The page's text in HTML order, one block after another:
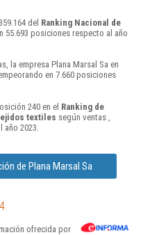
del Ranking Nacional de
55.693 posiciones respecto al año
la empresa Plana Marsal Sa en
en 7.660 posiciones
240 en el Ranking de
textiles según ventas ,
2023.
de Plana Marsal Sa
ofrecida por